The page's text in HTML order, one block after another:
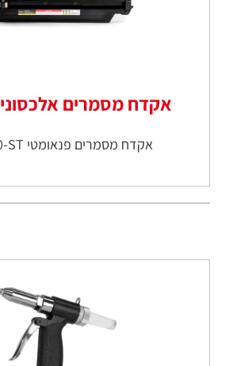
אקדח מסמרים אלכסוני 5-9 ס"מ
אקדח מסמרים פנאומטי FSN3490-ST